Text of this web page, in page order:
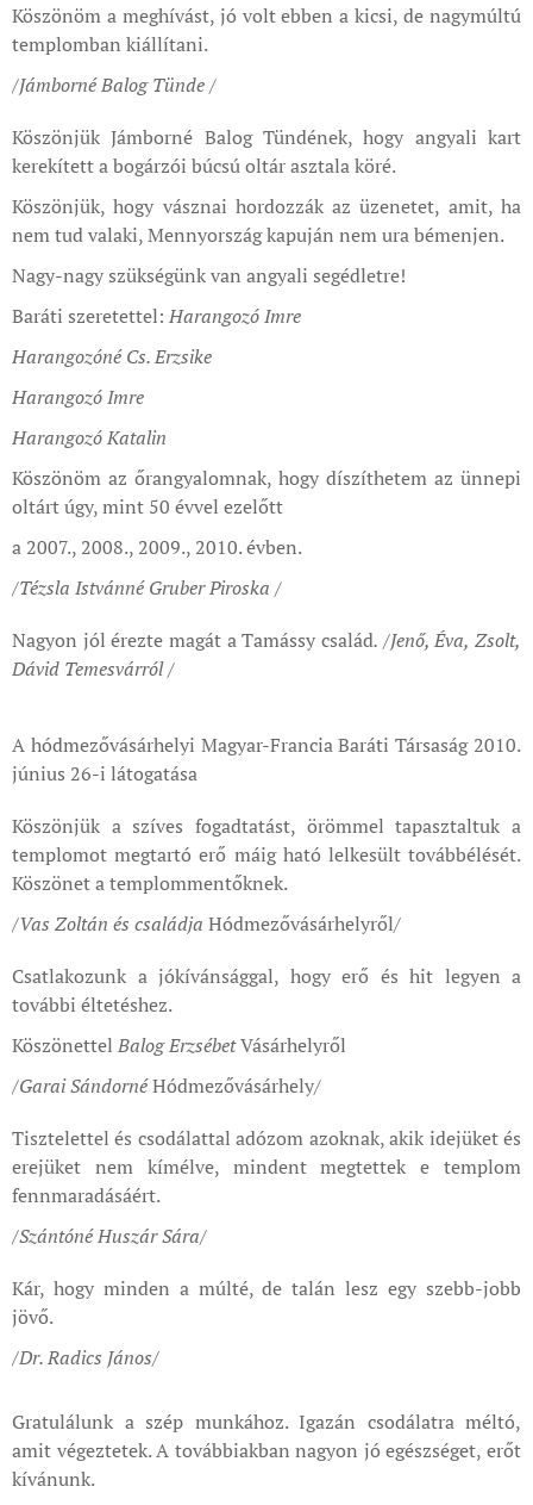
Köszönöm a meghívást, jó volt ebben a kicsi, de nagymúltú
templomban kiállítani.
/Jámborné Balog Tünde /
Köszönjük Jámborné Balog Tündének, hogy angyali kart
kerekített a bogárzói búcsú oltár asztala köré.
Köszönjük, hogy vásznai hordozzák az üzenetet, amit, ha
nem tud valaki, Mennyország kapuján nem ura bémenjen.
Nagy-nagy szükségünk van angyali segédletre!
Baráti szeretettel: Harangozó Imre
Harangozóné Cs. Erzsike
Harangozó Imre
Harangozó Katalin
Köszönöm az őrangyalomnak, hogy díszíthetem az ünnepi
oltárt úgy, mint 50 évvel ezelőtt
a 2007., 2008., 2009., 2010. évben.
/Tézsla Istvánné Gruber Piroska /
Nagyon jól érezte magát a Tamássy család. /Jenő, Éva, Zsolt,
Dávid Temesvárról /
A hódmezővásárhelyi Magyar-Francia Baráti Társaság 2010.
június 26-i látogatása
Köszönjük a szíves fogadtatást, örömmel tapasztaltuk a
templomot megtartó erő máig ható lelkesült továbbélését.
Köszönet a templommentőknek.
/Vas Zoltán és családja Hódmezővásárhelyről/
Csatlakozunk a jókívánsággal, hogy erő és hit legyen a
további éltetéshez.
Köszönettel Balog ErzsébetVásárhelyről
/Garai SándornéHódmezővásárhely/
Tisztelettel és csodálattal adózom azoknak, akik idejüket és
erejüket nem kímélve, mindent megtettek e templom
fennmaradásáért.
/Szántóné Huszár Sára/
Kár, hogy minden a múlté, de talán lesz egy szebb-jobb
jövő.
/Dr. Radics János/
Gratulálunk a szép munkához. Igazán csodálatra méltó,
amit végeztetek. A továbbiakban nagyon jó egészséget, erőt
kívánunk.